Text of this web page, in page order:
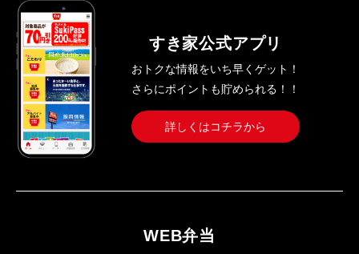
すき家公式アプリ
おトクな情報をいち早くゲット！
さらにポイントも貯められる！！
詳しくはコチラから
WEB弁当